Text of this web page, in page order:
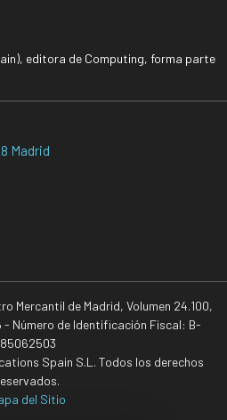
editora de Computing, forma parte
Madrid
Mercantil de Madrid, Volumen 24.100,
- Número de Identificación Fiscal: B-
85062503
Spain S.L. Todos los derechos
del Sitio